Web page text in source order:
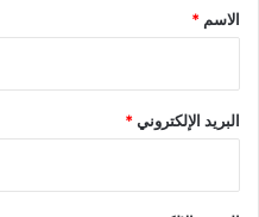
*
الاسم *
البريد الإلكتروني*